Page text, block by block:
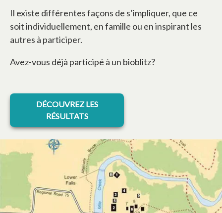
Il existe différentes façons de s’impliquer, que ce
soit individuellement, en famille ou en inspirant les
autres à participer.
Avez-vous déjà participé à un bioblitz?
DÉCOUVREZ LES
RÉSULTATS